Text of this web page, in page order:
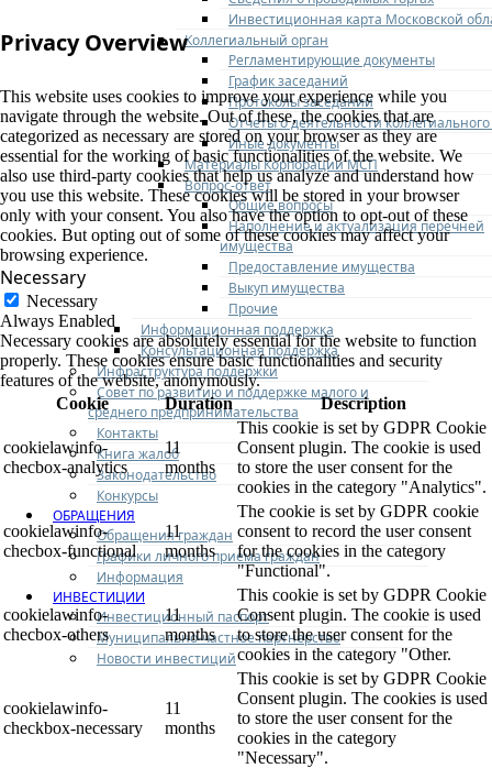
Инвестиционная карта Московской
Коллегиальный орган
Регламентирующие документы
График заседаний
Протоколы заседаний
Отчеты о деятельности
Иные документы
Материалы Корпорации МСП
Вопрос-ответ
Общие вопросы
Наполнение и актуализация перечней
имущества
Предоставление имущества
Выкуп имущества
Прочие
Информационная поддержка
Консультационная поддержка
Инфраструктура поддержки
Совет по развитию и поддержке малого и
среднего предпринимательства
Контакты
Книга жалоб
Законодательство
Конкурсы
ОБРАЩЕНИЯ
Обращения граждан
Графики личного приема граждан
Информация
ИНВЕСТИЦИИ
Инвестиционный паспорт
Муниципально-частное партнерство
Новости инвестиций
Privacy Overview
This website uses cookies to improve your experience while you
navigate through the website. Out of these, the cookies that are
categorized as necessary are stored on your browser as they are
essential for the working of basic functionalities of the website. We
also use third-party cookies that help us analyze and understand how
you use this website. These cookies will be stored in your browser
only with your consent. You also have the option to opt-out of these
cookies. But opting out of some of these cookies may affect your
browsing experience.
Necessary
Necessary
Always Enabled
Necessary cookies are absolutely essential for the website to function
properly. These cookies ensure basic functionalities and security
features of the website, anonymously.
Cookie
Duration Description
cookielawinfo-
checbox-analytics
11
months
This cookie is set by GDPR Cookie
Consent plugin. The cookie is used
to store the user consent for the
cookies in the category "Analytics".
cookielawinfo-
checbox-functional
11
months
The cookie is set by GDPR cookie
consent to record the user consent
for the cookies in the category
"Functional".
cookielawinfo-
checbox-others
11
months
This cookie is set by GDPR Cookie
Consent plugin. The cookie is used
to store the user consent for the
cookies in the category "Other.
cookielawinfo-
checkbox-necessary
11
months
This cookie is set by GDPR Cookie
Consent plugin. The cookies is used
to store the user consent for the
cookies in the category
"Necessary".